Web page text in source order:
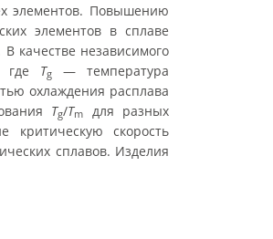
элементов. Повышению
элементов в сплаве
качестве независимого
где Tg
— температура
охлаждения расплава
Tg/Tm
для разных
скорость
сплавов. Изделия